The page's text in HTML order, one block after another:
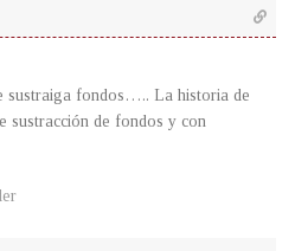
sustraiga fondos….. La historia de
sustracción de fondos y con